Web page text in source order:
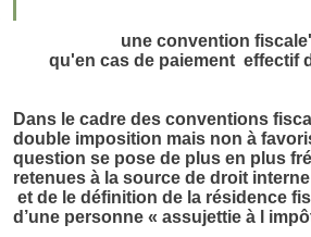
une convention
qu'en cas de paiement effectif
Dans le cadre des conventions
double imposition mais non à
question se pose de plus en plus
retenues à la source de droit
et de le définition de la résidence
d’une personne « assujettie à l